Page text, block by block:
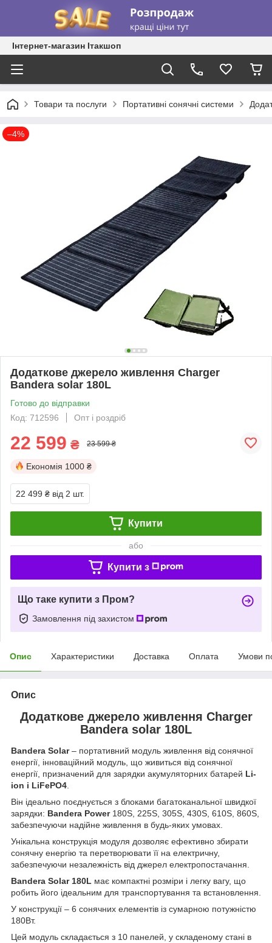
Інтернет-магазин Ітакшоп
Товари та послуги Портативні сонячні системи
–4%
Додаткове джерело живлення Charger
Bandera solar 180L
Готово до відправки
Код: 712596
Опт і роздріб
22 599 ₴ 23 599 ₴
Економія 1000 ₴
22 499 ₴ від 2 шт.
Купити
або
Купити з
Що таке купити з Пром?
Замовлення під захистом
Опис Характеристики Доставка Оплата Умови
Опис
Додаткове джерело живлення Charger
Bandera solar 180L
Bandera Solar– портативний модуль живлення від сонячної
енергії, інноваційний модуль, що живиться від сонячної
енергії, призначений для зарядки акумуляторних батарей Li-
ion і LiFePO4.
Він ідеально поєднується з блоками багатоканальної швидкої
зарядки: Bandera Power 180S, 225S, 305S, 430S, 610S, 860S,
забезпечуючи надійне живлення в будь-яких умовах.
Унікальна конструкція модуля дозволяє ефективно збирати
сонячну енергію та перетворювати її на електричну,
забезпечуючи незалежність від джерел електропостачання.
Bandera Solar 180L має компактні розміри і легку вагу, що
робить його ідеальним для транспортування та встановлення.
У конструкції – 6 сонячних елементів із сумарною потужністю
180Вт.
Цей модуль складається з 10 панелей, у складеному стані в